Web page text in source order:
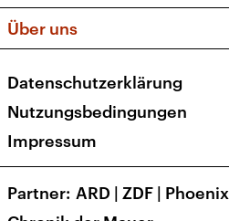
Apps
Newsletter
Veranstaltungen
Social Media
Über uns
Presse
Karriere
Transparenz
Datenschutzerklärung
Nutzungsbedingungen
Impressum
Partner ARD | ZDF | Phoenix